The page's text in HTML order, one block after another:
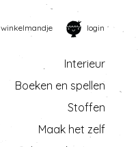
winkelmandje login
Interieur
Boeken en spellen
Stoffen
Maak het zelf